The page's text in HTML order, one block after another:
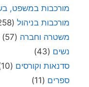
מורכבות במשפט,
מורכבות בניהול (1,258)
משטרה וחברה (57)
נשים (43)
סדנאות וקורסים (10)
ספרים (11)